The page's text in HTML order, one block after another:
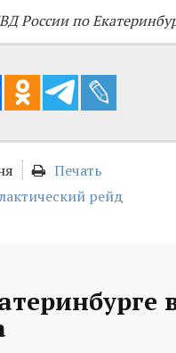
России по
Печать
рейд